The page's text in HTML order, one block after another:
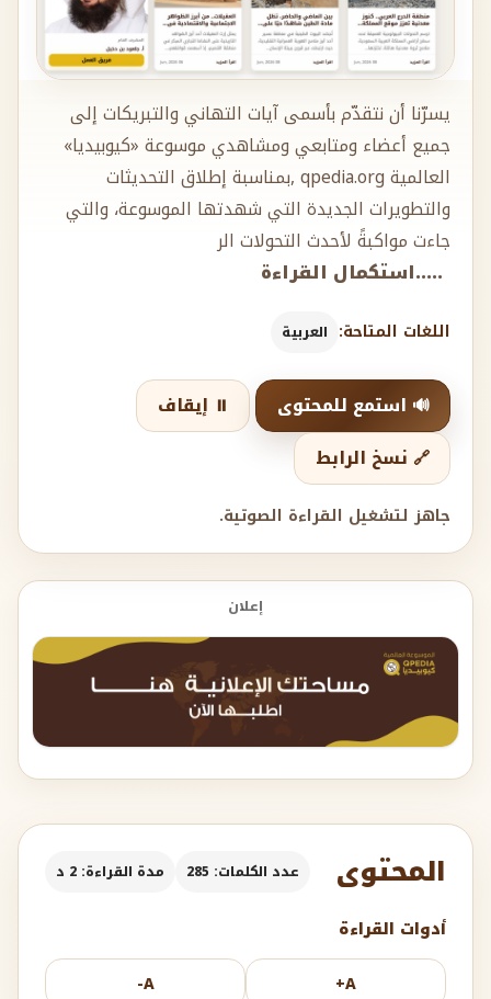
يسرّنا أن نتقدّم بأسمى آيات التهاني والتبريكات إلى
جميع أعضاء ومتابعي ومشاهدي موسوعة «كيوبيديا»
العالمية qpedia.org ,بمناسبة إطلاق التحديثات
والتطويرات الجديدة التي شهدتها الموسوعة، والتي
جاءت مواكبةً لأحدث التحولات الر
.....استكمال القراءة
اللغات المتاحة: العربية
🔊 استمع للمحتوى
⏸️ إيقاف
🔗 نسخ الرابط
جاهز لتشغيل القراءة الصوتية.
إعلان
المحتوى عدد الكلمات: 285 مدة القراءة: 2 د
أدوات القراءة
A+
A-